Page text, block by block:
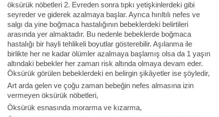
öksürük nöbetleri 2. Evreden sonra tıpkı yetişkinlerdeki gibi
seyreder ve giderek azalmaya başlar. Ayrıca hırıltılı nefes ve
salgı da yine boğmaca hastalığının bebeklerdeki belirtileri
arasında yer almaktadır. Bu nedenle bebeklerde boğmaca
hastalığı bir hayli tehlikeli boyutlar gösterebilir. Aşılanma ile
birlikte her ne kadar ölümler azalmaya başlamış olsa da 1 yaşın
altındaki bebekler her zaman risk altında olmaya devam eder.
Öksürük görülen bebeklerdeki en belirgin şikâyetler ise şöyledir,
Art arda gelen ve çoğu zaman bebeğin nefes almasına izin
vermeyen öksürük nöbetleri,
Öksürük esnasında morarma ve kızarma,